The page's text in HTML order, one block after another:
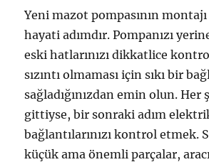
Yeni mazot pompasının
hayati adımdır. Pompanızı
eski hatlarınızı dikkatlice
sızıntı olmaması için sıkı bir
sağladığınızdan emin olun. Her
gittiyse, bir sonraki adım
bağlantılarınızı kontrol etmek.
küçük ama önemli parçalar,